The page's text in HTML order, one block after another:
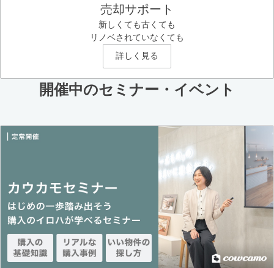
売却サポート
新しくても古くても
リノベされていなくても
詳しく見る
開催中のセミナー・イベント